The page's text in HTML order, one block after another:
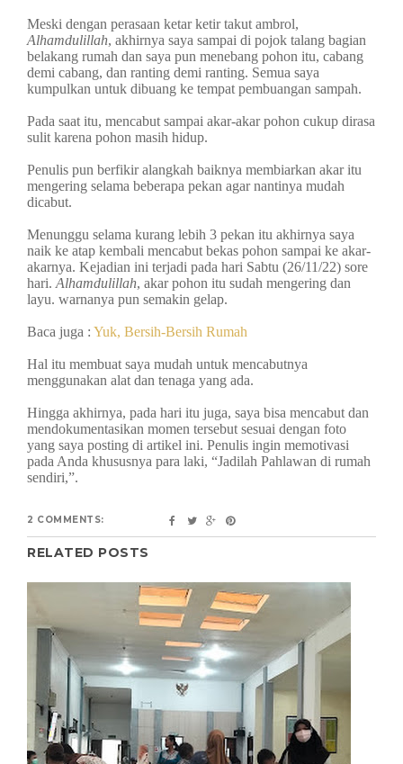
Meski dengan perasaan ketar ketir takut ambrol,
Alhamdulillah, akhirnya saya sampai di pojok talang bagian
belakang rumah dan saya pun menebang pohon itu, cabang
demi cabang, dan ranting demi ranting. Semua saya
kumpulkan untuk dibuang ke tempat pembuangan sampah.
Pada saat itu, mencabut sampai akar-akar pohon cukup dirasa
sulit karena pohon masih hidup.
Penulis pun berfikir alangkah baiknya membiarkan akar itu
mengering selama beberapa pekan agar nantinya mudah
dicabut.
Menunggu selama kurang lebih 3 pekan itu akhirnya saya
naik ke atap kembali mencabut bekas pohon sampai ke akar-
akarnya. Kejadian ini terjadi pada hari Sabtu (26/11/22) sore
hari. Alhamdulillah, akar pohon itu sudah mengering dan
layu. warnanya pun semakin gelap.
Baca juga : Yuk, Bersih-Bersih Rumah
Hal itu membuat saya mudah untuk mencabutnya
menggunakan alat dan tenaga yang ada.
Hingga akhirnya, pada hari itu juga, saya bisa mencabut dan
mendokumentasikan momen tersebut sesuai dengan foto
yang saya posting di artikel ini. Penulis ingin memotivasi
pada Anda khususnya para laki, “Jadilah Pahlawan di rumah
sendiri,”.
2 COMMENTS:
RELATED POSTS